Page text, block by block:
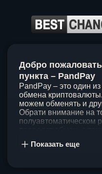
Добро
пункта – PandPay
PandPay – это один
обмена
можем обменять и
Обрати внимание на
полуавтоматическом
клиентов, поэтому
Показать еще